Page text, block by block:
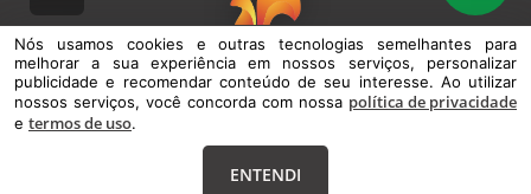
© DESENVOLVIDO PELAAGIL.NET
Nós usamos cookies e outras tecnologias semelhantes para melhorar a
sua experiência em nossos serviços, personalizar publicidade e
Nós usamos cookies e outras tecnologias semelhantes para
melhorar a sua experiência em nossos serviços, personalizar
publicidade e recomendar conteúdo de seu interesse. Ao utilizar
nossos serviços, você concorda com nossa política de privacidade
e termos de uso.
ENTENDI